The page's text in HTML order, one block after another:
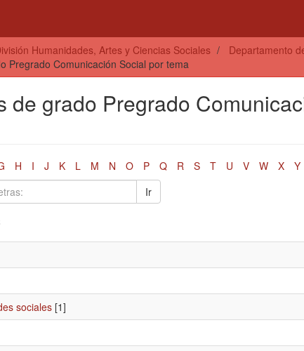
Humanidades, Artes y Ciencias Sociales Departamento
Pregrado Comunicación Social por tema
de grado Pregrado
H I J K L M N O P Q R S T U V W X Y
Ir
sociales [1]